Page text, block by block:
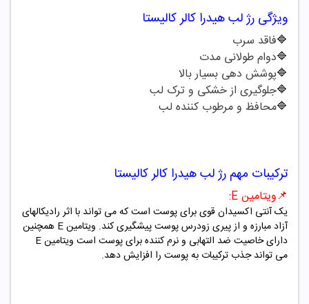
ویژگی رژ لبهیدرا کالرکالیستا
🔷فاقد سرب
🔷دوام طولانی مدت
🔷پوشش دهی بسیار بالا
🔷جلوگیری از خشکی و ترک لب
🔷محافظ و مرطوب کننده لب
ترکیبات مهم رژ لبهیدرا کالرکالیستا
📌ویتامینE
:
یک آنتی اکسیدان قوی برای پوست است که می تواند با اثر رادیکالهای
آزاد مبارزه و از پیری زودرس پوست پیشگیری کند. ویتامینE همچنین
دارای خاصیت ضد التهابی و نرم کننده برای پوست است ویتامینE
می تواند جذب ترکیبات به پوست را افزایش دهد.